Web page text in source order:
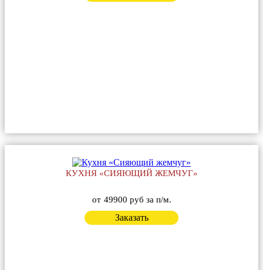
КУХНЯ «СИЯЮЩИЙ ЖЕМЧУГ»
от 49900 руб за п/м.
Заказать